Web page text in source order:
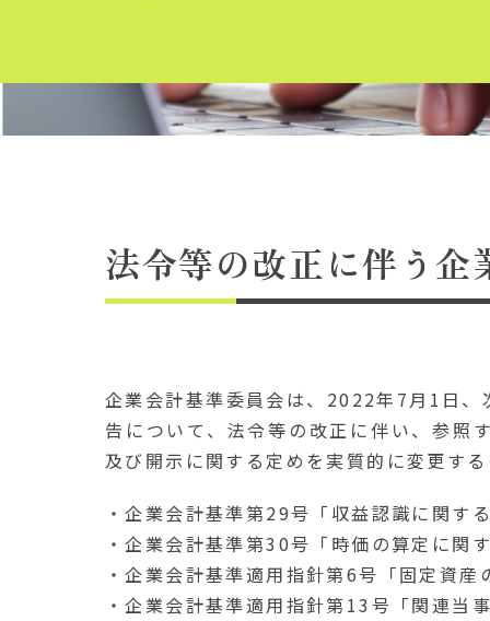
法令等の改正に伴う企
企業会計基準委員会は、2022年7月1日、
告について、法令等の改正に伴い、参照
及び開示に関する定めを実質的に変更する
・企業会計基準第29号「収益認識に関する
・企業会計基準第30号「時価の算定に関
・企業会計基準適用指針第6号「固定資産
・企業会計基準適用指針第13号「関連当